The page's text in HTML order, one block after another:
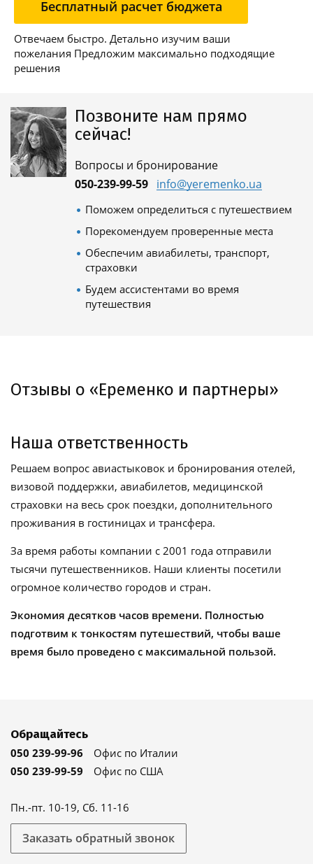
Бесплатный расчет бюджета
Отвечаем быстро. Детально изучим ваши
пожелания Предложим максимально подходящие
решения
Позвоните нам прямо
сейчас!
Вопросы и бронирование
050-239-99-59 info@yeremenko.ua
Поможем определиться с путешествием
Порекомендуем проверенные места
Обеспечим авиабилеты, транспорт,
страховки
Будем ассистентами во время
путешествия
Отзывы о «Еременко и партнеры»
Наша ответственность
Решаем вопрос авиастыковок и бронирования отелей,
визовой поддержки, авиабилетов, медицинской
страховки на весь срок поездки, дополнительного
проживания в гостиницах и трансфера.
За время работы компании с 2001 года отправили
тысячи путешественников. Наши клиенты посетили
огромное количество городов и стран.
Экономия десятков часов времени. Полностью
подготвим к тонкостям путешествий, чтобы ваше
время было проведено с максимальной пользой.
Обращайтесь
050 239-99-96
Офис по Италии
050 239-99-59
Офис по США
Пн.-пт. 10-19, Сб. 11-16
Заказать обратный звонок